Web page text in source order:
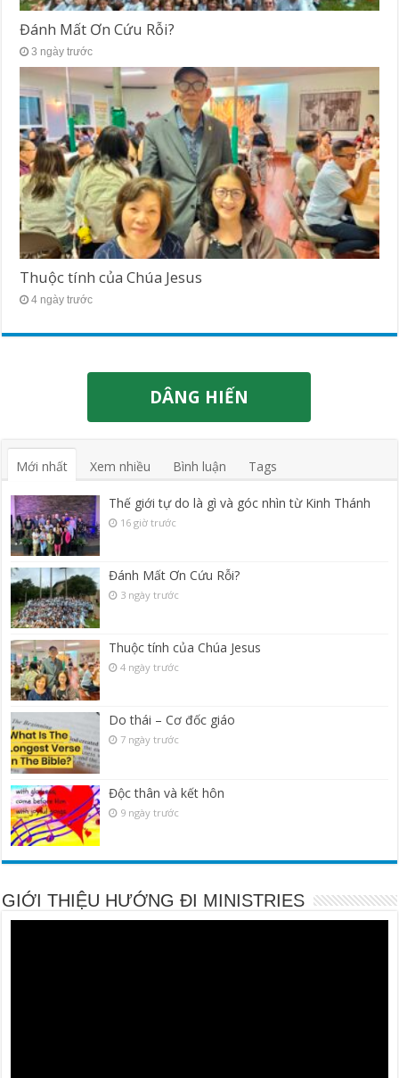
Đánh Mất Ơn Cứu Rỗi?
3 ngày trước
Thuộc tính của Chúa Jesus
4 ngày trước
DÂNG HIẾN
Mới nhất Xem nhiều Bình luận Tags
Thế giới tự do là gì và góc nhìn từ Kinh Thánh
16 giờ trước
Đánh Mất Ơn Cứu Rỗi?
3 ngày trước
Thuộc tính của Chúa Jesus
4 ngày trước
Do thái – Cơ đốc giáo
7 ngày trước
Độc thân và kết hôn
9 ngày trước
GIỚI THIỆU HƯỚNG ĐI MINISTRIES